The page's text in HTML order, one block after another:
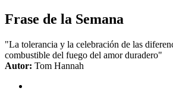
Frase de la Semana
"La tolerancia y la celebración de las
combustible del fuego del amor duradero"
Autor: Tom Hannah